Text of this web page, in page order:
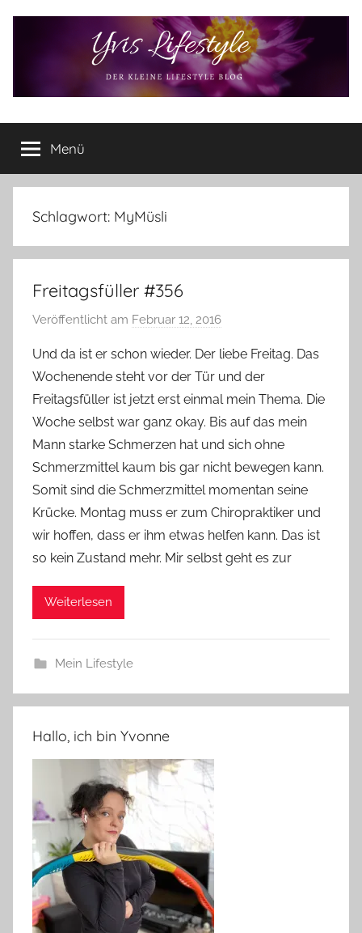
Yvis
Lifestyle
Lifestyle
Blog
–
Lifestyle,
Produkttests
vieles
Menü
Schlagwort: MyMüsli
Freitagsfüller #356
Veröffentlicht am Februar 12, 2016
n
Y
v
o
n
n
e
Und da ist er schon wieder. Der liebe Freitag. Das
Wochenende steht vor der Tür und der
Freitagsfüller ist jetzt erst einmal mein Thema. Die
Woche selbst war ganz okay. Bis auf das mein
Mann starke Schmerzen hat und sich ohne
Schmerzmittel kaum bis gar nicht bewegen kann.
Somit sind die Schmerzmittel momentan seine
Krücke. Montag muss er zum Chiropraktiker und
wir hoffen, dass er ihm etwas helfen kann. Das ist
so kein Zustand mehr. Mir selbst geht es zur
Weiterlesen
Mein Lifestyle
Hallo, ich bin Yvonne